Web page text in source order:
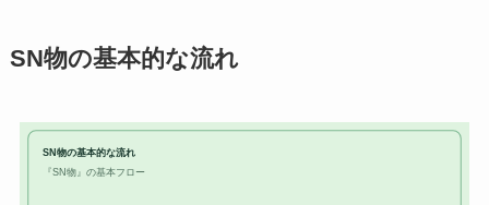
SN物の基本的な流れ
SN物の基本的な流れ
『SN物』の基本フロー